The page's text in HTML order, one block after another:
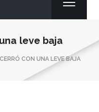
leve baja
CON UNA LEVE BAJA